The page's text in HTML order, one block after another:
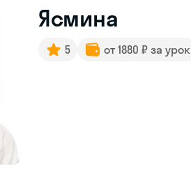
Ясмина
5 от 1880 ₽ за урок